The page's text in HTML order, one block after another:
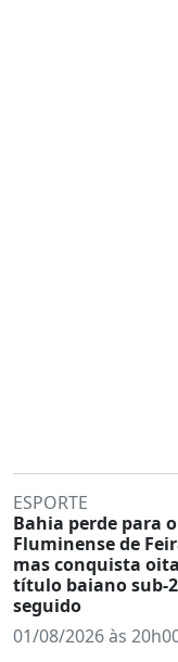
ESPORTE
Bahia perde para o
Fluminense de
mas conquista
título baiano sub-
seguido
01/08/2026 às